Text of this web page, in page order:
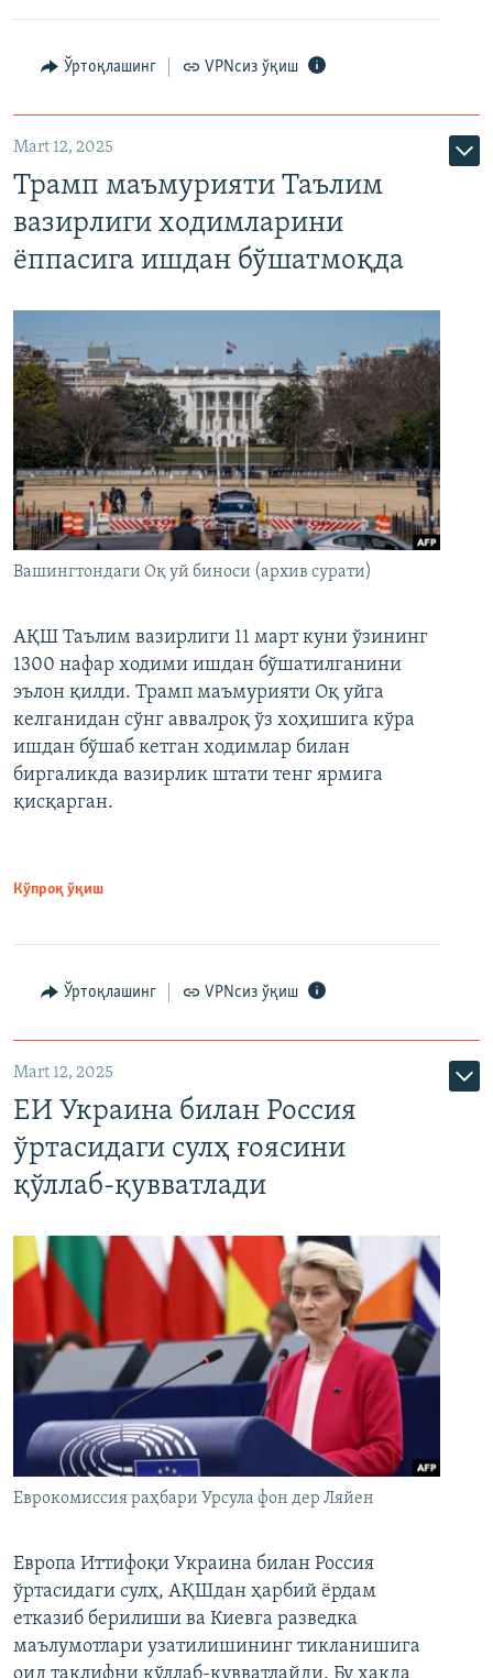
Ўртоқлашинг VPNсиз ўқиш
Mart 12, 2025
Трамп маъмурияти Таълим
вазирлиги ходимларини
ёппасига ишдан бўшатмоқда
Вашингтондаги Оқ уй биноси (архив сурати)
АҚШ Таълим вазирлиги 11 март куни ўзининг
1300 нафар ходими ишдан бўшатилганини
эълон қилди. Трамп маъмурияти Оқ уйга
келганидан сўнг аввалроқ ўз хоҳишига кўра
ишдан бўшаб кетган ходимлар билан
биргаликда вазирлик штати тенг ярмига
қисқарган.
Кўпроқ ўқиш
Ўртоқлашинг VPNсиз ўқиш
Mart 12, 2025
ЕИ Украина билан Россия
ўртасидаги сулҳ ғоясини
қўллаб-қувватлади
Еврокомиссия раҳбари Урсула фон дер Ляйен
Европа Иттифоқи Украина билан Россия
ўртасидаги сулҳ, АҚШдан ҳарбий ёрдам
етказиб берилиши ва Киевга разведка
маълумотлари узатилишининг тикланишига
оид таклифни қўллаб-қувватлайди. Бу ҳақда